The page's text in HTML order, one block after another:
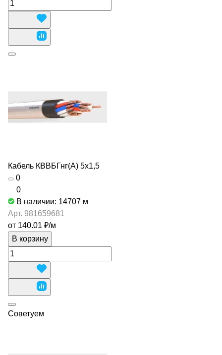
Кабель КВВБГнг(А) 5х1,5
0
0
В наличии: 14707 м
Арт. 981659681
от 140.01 ₽/м
В корзину
Советуем